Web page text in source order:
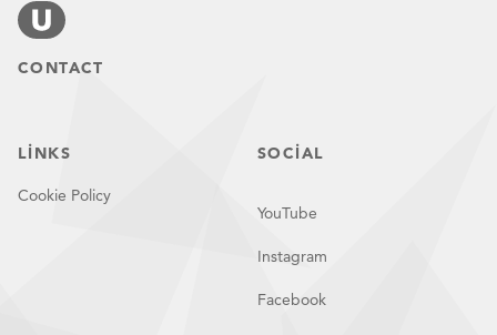
CONTACT
LINKS
Cookie Policy
SOCIAL
YouTube
Instagram
Facebook